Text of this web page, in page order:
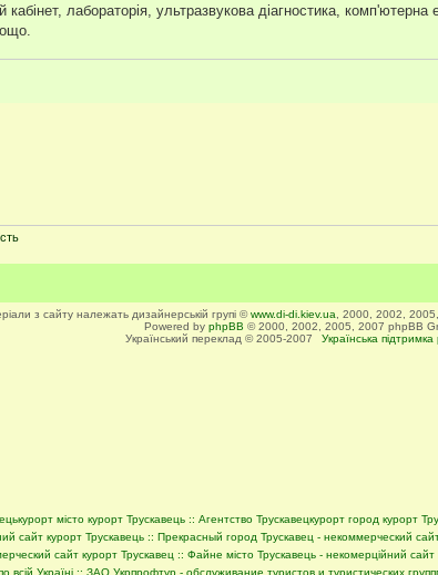
кабінет, лабораторія, ультразвукова діагностика, комп'ютерна
з сайту належать дизайнерській групі ©www.di-di.kiev.ua , 2000, 2002,
Powered by phpBB © 2000, 2002, 2005, 2007 phpBB
Український переклад © 2005-2007
Українська